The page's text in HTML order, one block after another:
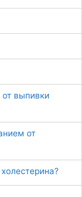
выпивки
от